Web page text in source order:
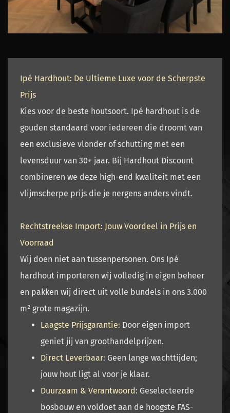
Ipé Hardhout: De Ultieme Luxe voor de Scherpste
Prijs
Kies voor de beste houtsoort. Ipé hardhout is de
gouden standaard voor iedereen die droomt van
een exclusieve vlonder of schutting met een
levensduur van 30+ jaar. Bij Hardhout Discount
combineren we deze high-end kwaliteit met een
vlijmscherpe prijs die je nergens anders vindt.
Rechtstreekse Import: Jouw Voordeel in Prijs en
Voorraad
Wij doen niet aan tussenpersonen. Ons Ipé
hardhout importeren wij volledig in eigen beheer
en pakken wij direct uit volle bundels in ons 3.000
m² grote magazijn.
Laagste Prijsgarantie: Door eigen import
geniet jij van groothandelprijzen.
Direct Leverbaar: Geen lange wachttijden;
jouw hout ligt al voor je klaar.
Duurzaam & Verantwoord: Geselecteerde
bosbouw en voldoet aan de hoogste FAS-